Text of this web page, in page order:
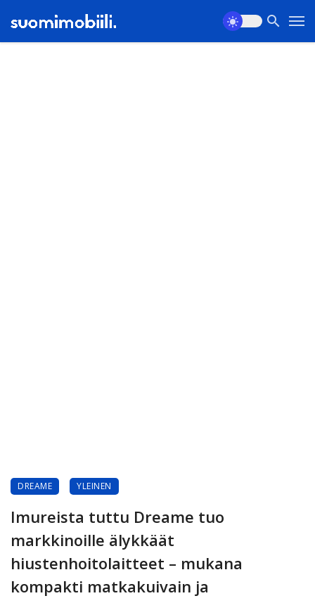
DREAME YLEINEN
Imureista tuttu Dreame tuo
markkinoille älykkäät
hiustenhoitolaitteet – mukana
kompakti matkakuivain ja